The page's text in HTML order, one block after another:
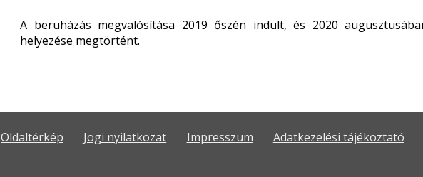
A beruházás megvalósítása 2019 őszén indult, és 2020
helyezése megtörtént.
Oldaltérkép Jogi nyilatkozat Impresszum Adatkezelési tájékoztató